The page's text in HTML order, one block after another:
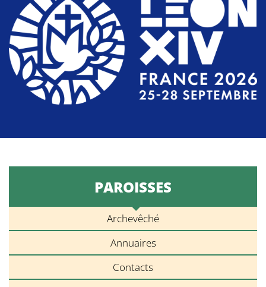
PAROISSES
Archevêché
Annuaires
Contacts